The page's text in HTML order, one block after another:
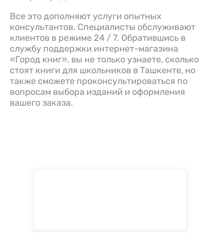
Все это дополняют услуги опытных
консультантов. Специалисты обслуживают
клиентов в режиме 24 / 7. Обратившись в
службу поддержки интернет-магазина
«Город книг», вы не только узнаете, сколько
стоят книги для школьников в Ташкенте, но
также сможете проконсультироваться по
вопросам выбора изданий и оформления
вашего заказа.